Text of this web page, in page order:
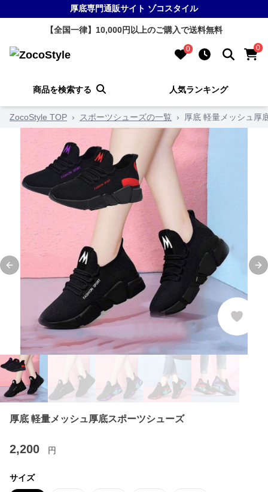
厚底専門通販サイト ゾコスタイル
【全国一律】10,000円以上のご購入で送料無料
0 0
商品を検索する 人気ランキング
ZocoStyle TOP › スポーツシューズの一覧 › 厚底 軽量メッシュ厚
Previous slide
厚底 軽量メッシュ厚底スポーツシューズ
2,200 円
サイズ